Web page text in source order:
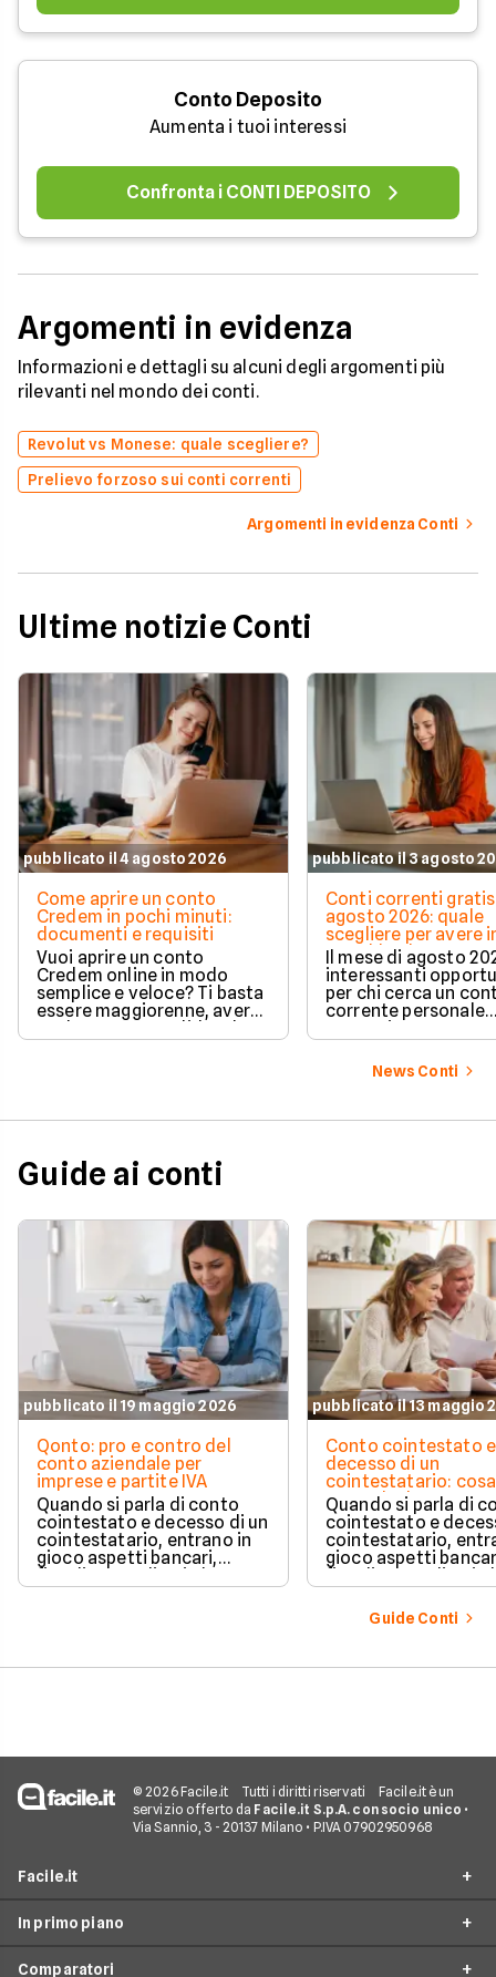
Conto Deposito
Aumenta i tuoi interessi
Confronta i CONTI DEPOSITO
Argomenti in evidenza
Informazioni e dettagli su alcuni degli argomenti più
rilevanti nel mondo dei conti.
Revolut vs Monese: quale scegliere?
Prelievo forzoso sui conti correnti
Argomenti in evidenza Conti
Ultime notizie Conti
pubblicato il 4 agosto 2026
Come aprire un conto
Credem in pochi minuti:
documenti e requisiti
Vuoi aprire un conto
Credem online in modo
semplice e veloce? Ti basta
essere maggiorenne, avere
un documento valido o lo
SPID e preparare pochi dati
requisiti e i passaggi
pubblicato il 3 agosto
Conti correnti
agosto 2026: quale
scegliere per avere
e cashback?
Il mese di agosto
interessanti
per chi cerca un
corrente personale
conveniente e a
News Conti
Guide ai conti
pubblicato il 19 maggio 2026
Qonto: pro e contro del
conto aziendale per
imprese e partite IVA
Quando si parla di conto
cointestato e decesso di un
cointestatario, entrano in
gioco aspetti bancari,
fiscali ed ereditari che
spesso generano
pubblicato il 13 maggio
Conto cointestato e
decesso di un
cointestatario: cosa
succede davvero
blocchi, quote e
successione
Quando si parla di
cointestato e
cointestatario,
gioco aspetti
fiscali ed ereditari
spesso generano
confusione.
Guide Conti
© 2026 Facile.it Tutti i diritti riservati
Facile.it è un
servizio offerto da Facile.it S.p.A. con socio unico •
Via Sannio, 3 - 20137 Milano • P.IVA 07902950968
Facile.it
Assicurazioni
Prestiti
In primo piano
Comparatori